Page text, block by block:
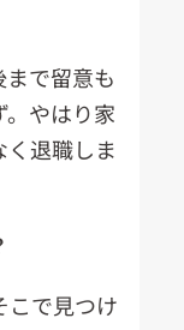
で留意も
やはり家
退職しま
こで見つけ